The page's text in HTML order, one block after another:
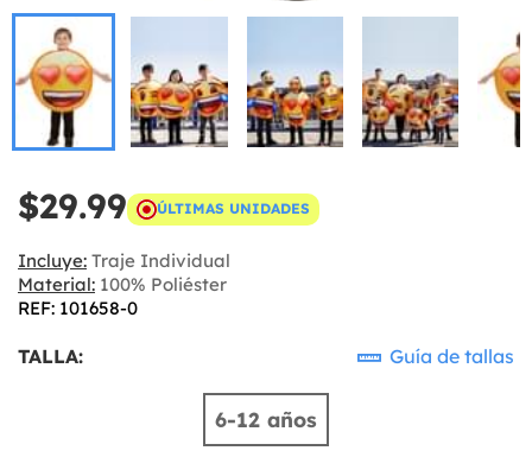
$29.99 ÚLTIMAS UNIDADES
Incluye: Traje Individual
Material: 100% Poliéster
REF: 101658-0
TALLA: Guía de tallas
6-12 años